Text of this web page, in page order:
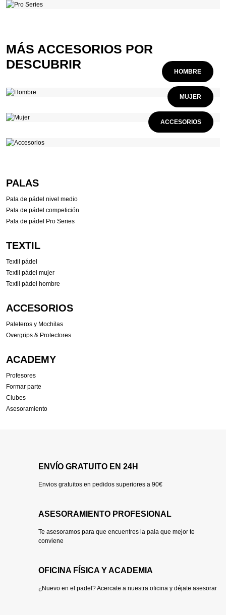
MÁS ACCESORIOS POR
DESCUBRIR
HOMBRE
MUJER
ACCESORIOS
PALAS
Pala de pádel nivel medio
Pala de pádel competición
Pala de pádel Pro Series
TEXTIL
Textil pádel
Textil pádel mujer
Textil pádel hombre
ACCESORIOS
Paleteros y Mochilas
Overgrips & Protectores
ACADEMY
Profesores
Formar parte
Clubes
Asesoramiento
ENVÍO GRATUITO EN 24H
Envios gratuitos en pedidos superiores a 90€
ASESORAMIENTO PROFESIONAL
Te asesoramos para que encuentres la pala que mejor te
conviene
OFICINA FÍSICA Y ACADEMIA
¿Nuevo en el padel? Acercate a nuestra oficina y déjate asesorar